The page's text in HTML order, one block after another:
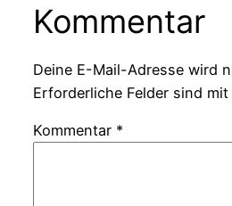
Kommentar
Deine E-Mail-Adresse wird
Erforderliche Felder sind mit
Kommentar *